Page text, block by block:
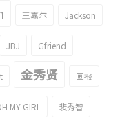
王嘉尔 Jackson
JBJ Gfriend
金秀贤 画报
MY GIRL 裴秀智